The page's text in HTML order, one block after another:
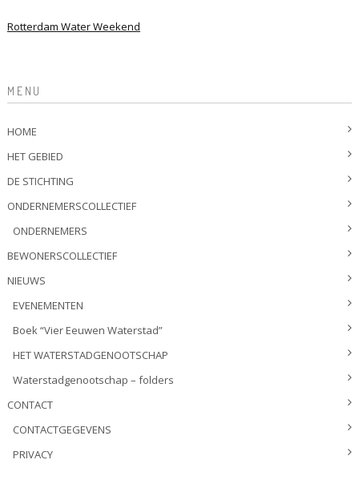
Rotterdam Water Weekend
MENU
HOME
HET GEBIED
DE STICHTING
ONDERNEMERSCOLLECTIEF
ONDERNEMERS
BEWONERSCOLLECTIEF
NIEUWS
EVENEMENTEN
Boek “Vier Eeuwen Waterstad”
HET WATERSTADGENOOTSCHAP
Waterstadgenootschap – folders
CONTACT
CONTACTGEGEVENS
PRIVACY